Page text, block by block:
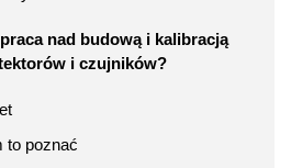
nad budową i kalibracją
i czujników?
to poznać